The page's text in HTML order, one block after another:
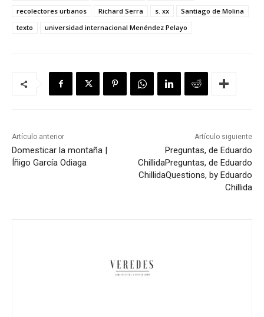
recolectores urbanos
Richard Serra s. xx
Santiago de Molina
texto
universidad internacional Menéndez Pelayo
Artículo anterior
Domesticar la montaña |
Íñigo García Odiaga
Artículo siguiente
Preguntas, de Eduardo
ChillidaPreguntas, de Eduardo
ChillidaQuestions, by Eduardo
Chillida